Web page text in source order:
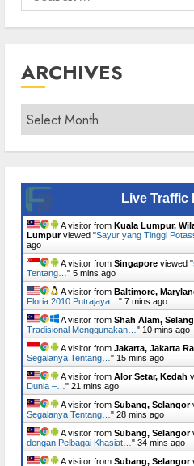
for:
ARCHIVES
Archives
Live Traffic
A visitor from Kuala Lumpur,
Lumpurviewed "Sayur yang Tinggi
ago
A visitor from Singaporeviewed "
Tentang… " 5 mins ago
A visitor from Baltimore,
Floria 2010 Putrajaya… " 7 mins ago
A visitor from Shah Alam,
Tradisional Menggunakan… " 10 mins ago
A visitor from Jakarta, Jakarta
Segalanya Tentang… " 15 mins ago
A visitor from Alor Setar, Kedah
Dunia –… " 21 mins ago
A visitor from Subang, Selangor
Segalanya Tentang… " 28 mins ago
A visitor from Subang, Selangor
dengan Pelbagai Khasiat… " 34 mins ago
A visitor from Subang, Selangor